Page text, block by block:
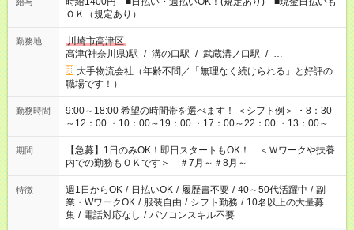
ＯＫ（規定あり）
勤務地
川崎市高津区
高津(神奈川県)駅 / 溝の口駅 / 武蔵溝ノ口駅 / …
大手物流会社（年齢不問／「無理なく続けられる」と好評の
職場です！）
勤務時間
9:00～18:00 希望の時間帯を選べます！ ＜シフト例＞ ・8：30
～12：00 ・10：00～19：00 ・17：00～22：00 ・13：00～
22：00 ・22：00～翌6：00 など
期間
【急募】1日のみOK！即日スタートもOK！ ＜Ｗワークや扶養
内での勤務もＯＫです＞ ＃7月～＃8月～
特徴 週1日からOK / 日払いOK / 履歴書不要 / 40～50代活躍中 / 副
業・WワークOK / 服装自由 / シフト勤務 / 10名以上の大量募
集 / 電話対応なし / パソコンスキル不要